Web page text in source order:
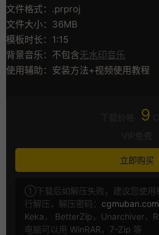
文件格式：.prproj
文件大小：36MB
模板时长：1:15
背景音乐：不包含无水印音乐
使用辅助：安装方法+视频使用教程
9
立即购买
①下载后如解压失败，建议您使用
行解压，解压密码： cgmuban.com
Keka ， BetterZip ， Unarchiver，
电脑可以用 WinRAR ， 7-Zip 等